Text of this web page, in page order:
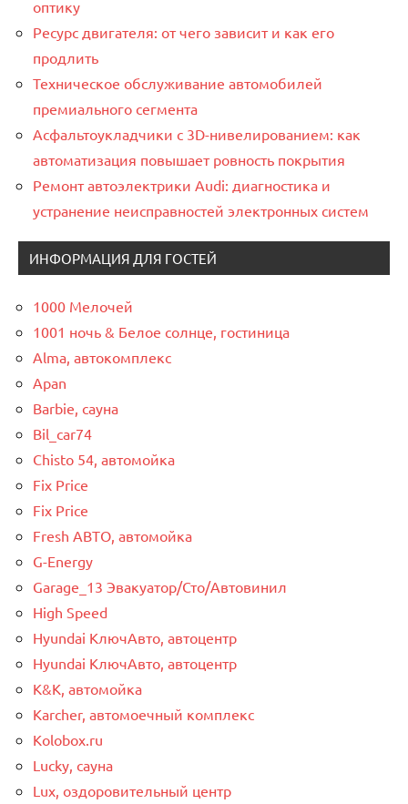
оптику
Ресурс двигателя: от чего зависит и как его
продлить
Техническое обслуживание автомобилей
премиального сегмента
Асфальтоукладчики с 3D-нивелированием: как
автоматизация повышает ровность покрытия
Ремонт автоэлектрики Audi: диагностика и
устранение неисправностей электронных систем
ИНФОРМАЦИЯ ДЛЯ ГОСТЕЙ
1000 Мелочей
1001 ночь & Белое солнце, гостиница
Alma, автокомплекс
Apan
Barbie, сауна
Bil_car74
Chisto 54, автомойка
Fix Price
Fix Price
Fresh АВТО, автомойка
G-Energy
Garage_13 Эвакуатор/Сто/Автовинил
High Speed
Hyundai КлючАвто, автоцентр
Hyundai КлючАвто, автоцентр
K&K, автомойка
Karcher, автомоечный комплекс
Kolobox.ru
Lucky, сауна
Lux, оздоровительный центр